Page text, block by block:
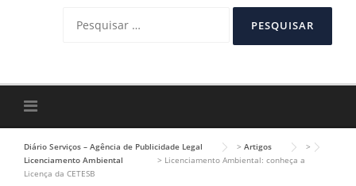
por:
Diário Serviços – Agência de Publicidade Legal > Artigos
>
Licenciamento Ambiental
> Licenciamento Ambiental: conheça a
Licença da CETESB